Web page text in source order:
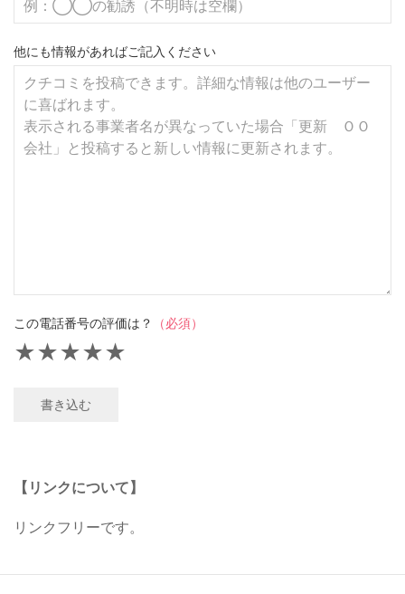
他にも情報があればご記入ください
この電話番号の評価は？ （必須）
★
★
★
★
★
書き込む
【リンクについて】
リンクフリーです。